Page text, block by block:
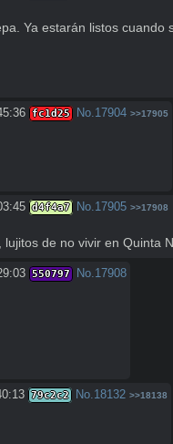
Ya estarán listos cuando
fc1d25 No.17904 >>17905
d4f4a7 No.17905 >>17908
de no vivir en Quinta
550797 No.17908
79c2c2 No.18132 >>18138